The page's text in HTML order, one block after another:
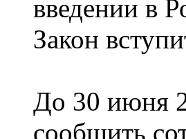
введении в
Закон
До 30 июня
сообщить